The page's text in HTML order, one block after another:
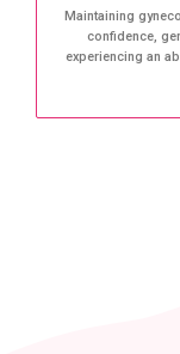
Maintaining
confidence,
experiencing an